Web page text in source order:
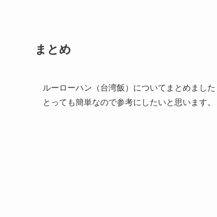
まとめ
ルーローハン（台湾飯）についてまとめまし
とっても簡単なので参考にしたいと思います。